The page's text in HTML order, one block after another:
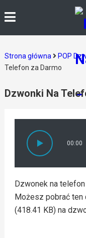
Strona główna POP
Telefon za Darmo
Dzwonki Na
00:00
Dzwonek na
Możesz pobrać ten
(418.41 KB) na